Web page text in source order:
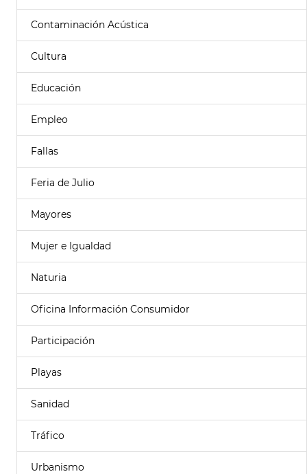
Contaminación Acústica
Cultura
Educación
Empleo
Fallas
Feria de Julio
Mayores
Mujer e Igualdad
Naturia
Oficina Información Consumidor
Participación
Playas
Sanidad
Tráfico
Urbanismo